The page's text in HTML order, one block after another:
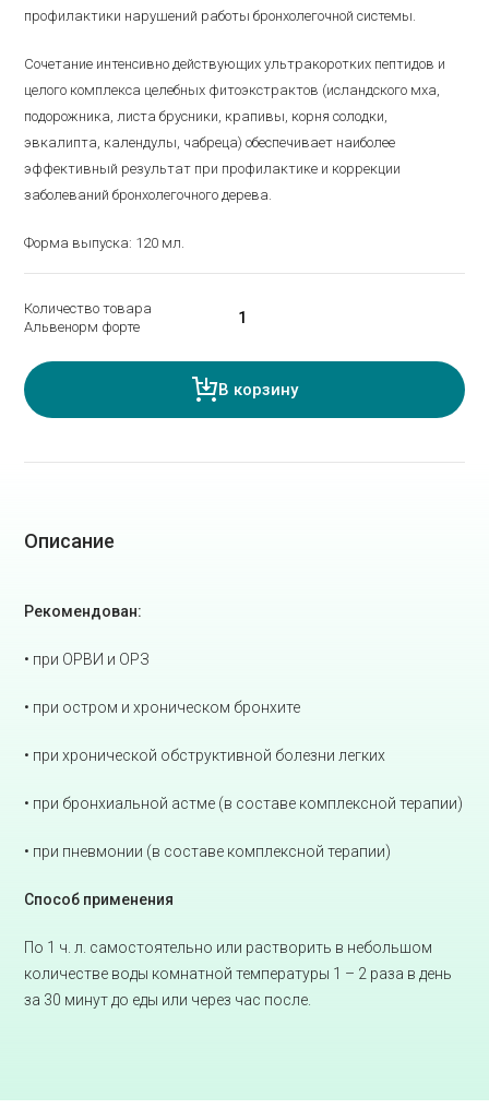
профилактики нарушений работы бронхолегочной системы.
Сочетание интенсивно действующих ультракоротких пептидов и
целого комплекса целебных фитоэкстрактов (исландского мха,
подорожника, листа брусники, крапивы, корня солодки,
эвкалипта, календулы, чабреца) обеспечивает наиболее
эффективный результат при профилактике и коррекции
заболеваний бронхолегочного дерева.
Форма выпуска: 120 мл.
Количество товара
Альвенорм форте
В корзину
Описание
Рекомендован:
• при ОРВИ и ОРЗ
• при остром и хроническом бронхите
• при хронической обструктивной болезни легких
• при бронхиальной астме (в составе комплексной терапии)
• при пневмонии (в составе комплексной терапии)
Способ применения
По 1 ч. л. самостоятельно или растворить в небольшом
количестве воды комнатной температуры 1 – 2 раза в день
за 30 минут до еды или через час после.